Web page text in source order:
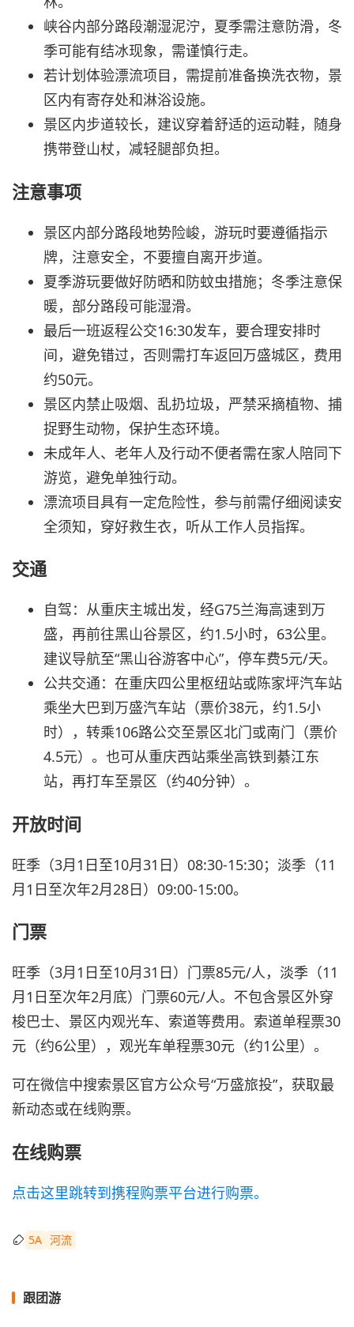
峡谷内部分路段潮湿泥泞，夏季需注意防滑，冬
季可能有结冰现象，需谨慎行走。
若计划体验漂流项目，需提前准备换洗衣物，景
区内有寄存处和淋浴设施。
景区内步道较长，建议穿着舒适的运动鞋，随身
携带登山杖，减轻腿部负担。
注意事项
景区内部分路段地势险峻，游玩时要遵循指示
牌，注意安全，不要擅自离开步道。
夏季游玩要做好防晒和防蚊虫措施；冬季注意保
暖，部分路段可能湿滑。
最后一班返程公交16:30发车，要合理安排时
间，避免错过，否则需打车返回万盛城区，费用
约50元。
景区内禁止吸烟、乱扔垃圾，严禁采摘植物、捕
捉野生动物，保护生态环境。
未成年人、老年人及行动不便者需在家人陪同下
游览，避免单独行动。
漂流项目具有一定危险性，参与前需仔细阅读安
全须知，穿好救生衣，听从工作人员指挥。
交通
自驾：从重庆主城出发，经G75兰海高速到万
盛，再前往黑山谷景区，约1.5小时，63公里。
建议导航至“黑山谷游客中心”，停车费5元/天。
公共交通：在重庆四公里枢纽站或陈家坪汽车站
乘坐大巴到万盛汽车站（票价38元，约1.5小
时），转乘106路公交至景区北门或南门（票价
4.5元）。也可从重庆西站乘坐高铁到綦江东
站，再打车至景区（约40分钟）。
开放时间
旺季（3月1日至10月31日）08:30-15:30；淡季（11
月1日至次年2月28日）09:00-15:00。
门票
旺季（3月1日至10月31日）门票85元/人，淡季（11
月1日至次年2月底）门票60元/人。不包含景区外穿
梭巴士、景区内观光车、索道等费用。索道单程票30
元（约6公里），观光车单程票30元（约1公里）。
可在微信中搜索景区官方公众号“万盛旅投”，获取最
新动态或在线购票。
在线购票
点击这里跳转到携程购票平台进行购票。
5A 河流
跟团游